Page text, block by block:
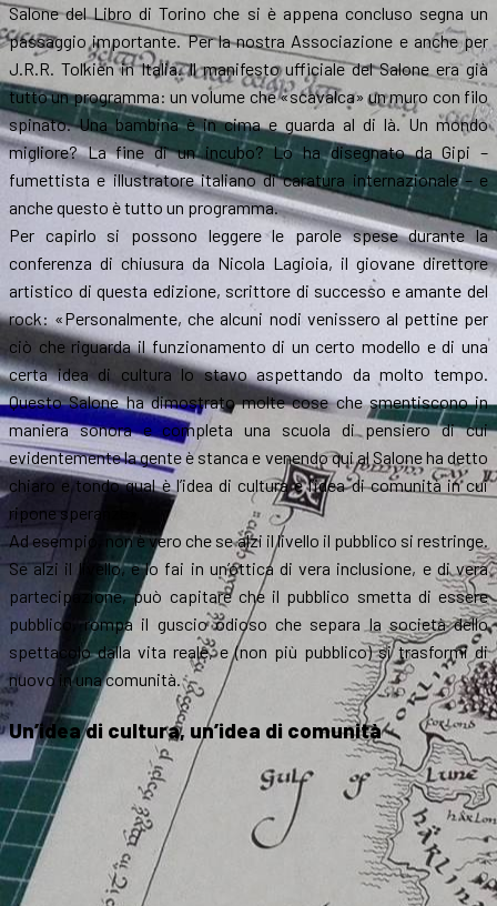
Salone del Libro di Torino che si è appena concluso segna un
passaggio importante. Per la nostra Associazione e anche per
J.R.R. Tolkien in Italia. Il manifesto ufficiale del Salone era già
tutto un programma: un volume che «scavalca» un muro con filo
spinato. Una bambina è in cima e guarda al di là. Un mondo
migliore? La fine di un incubo? Lo ha disegnato da Gipi –
fumettista e illustratore italiano di caratura internazionale – e
anche questo è tutto un programma.
Per capirlo si possono leggere le parole spese durante la
conferenza di chiusura da Nicola Lagioia, il giovane direttore
artistico di questa edizione, scrittore di successo e amante del
rock: «Personalmente, che alcuni nodi venissero al pettine per
ciò che riguarda il funzionamento di un certo modello e di una
certa idea di cultura lo stavo aspettando da molto tempo.
Questo Salone ha dimostrato molte cose che smentiscono in
maniera sonora e completa una scuola di pensiero di cui
evidentemente la gente è stanca e venendo qui al Salone ha detto
chiaro e tondo qual è l’idea di cultura e l’idea di comunità in cui
ripone speranze».
Ad esempio, non è vero che se alzi il livello il pubblico si restringe.
Se alzi il livello, e lo fai in un’ottica di vera inclusione, e di vera
partecipazione, può capitare che il pubblico smetta di essere
pubblico, rompa il guscio odioso che separa la società dello
spettacolo dalla vita reale, e (non più pubblico) si trasformi di
nuovo in una comunità.
Un’idea di cultura, un’idea di comunità